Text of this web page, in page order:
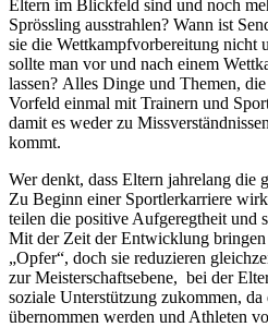
Eltern im Blickfeld sind und noch
Sprössling ausstrahlen? Wann ist
sie die Wettkampfvorbereitung nicht
sollte man vor und nach einem
lassen? Alles Dinge und Themen,
Vorfeld einmal mit Trainern und
damit es weder zu
kommt.
Wer denkt, dass Eltern jahrelang die
Zu Beginn einer Sportlerkarriere
teilen die positive Aufgeregtheit und
Mit der Zeit der Entwicklung
„Opfer“, doch sie reduzieren
zur Meisterschaftsebene, bei der
soziale Unterstützung zukommen,
übernommen werden und Athleten